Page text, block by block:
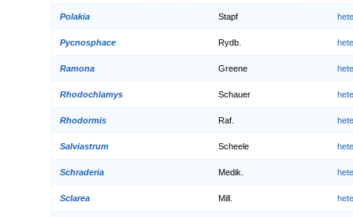
Polakia Stapf
Pycnosphace Rydb.
Ramona Greene
Rhodochlamys Schauer
Rhodormis Raf.
Salviastrum Scheele
Schraderia Medik.
Sclarea Mill.